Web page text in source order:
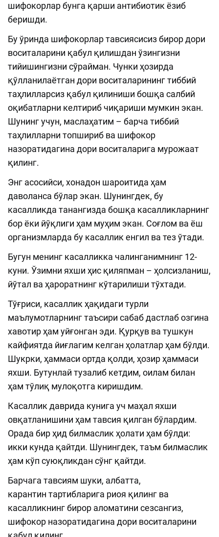
шифокорлар бунга қарши антибиотик ёзиб
беришди.
Бу ўринда шифокорлар тавсиясисиз бирор дори
воситаларини қабул қилишдан ўзингизни
тийишингизни сўрайман. Чунки ҳозирда
қўлланилаётган дори воситаларининг тиббий
таҳлилларсиз қабул қилиниши бошқа салбий
оқибатларни келтириб чиқариши мумкин экан.
Шунинг учун, маслаҳатим – барча тиббий
таҳлилларни топшириб ва шифокор
назоратидагина дори воситаларига мурожаат
қилинг.
Энг асосийси, хонадон шароитида ҳам
даволанса бўлар экан. Шунингдек, бу
касалликда танангизда бошқа касалликларнинг
бор ёки йўқлиги ҳам муҳим экан. Соғлом ва ёш
организмларда бу касаллик енгил ва тез ўтади.
Бугун менинг касалликка чалинганимнинг 12-
куни. Ўзимни яхши ҳис қиляпман – ҳолсизланиш,
йўтал ва ҳароратнинг кўтарилиши тўхтади.
Тўғриси, касаллик ҳақидаги турли
маълумотларнинг таъсири сабаб дастлаб озгина
хавотир ҳам уйғонган эди. Қурқув ва тушкун
кайфиятда йиғлагим келган ҳолатлар ҳам бўлди.
Шукрки, ҳаммаси ортда қолди, ҳозир ҳаммаси
яхши. Бутунлай тузалиб кетдим, оилам билан
ҳам тўлиқ мулоқотга киришдим.
Касаллик даврида кунига уч маҳал яхши
овқатланишини ҳам тавсия қилган бўлардим.
Орада бир ҳид билмаслик ҳолати ҳам бўлди:
икки кунда қайтди. Шунингдек, таъм билмаслик
ҳам кўп суюқликдан сўнг қайтди.
Барчага тавсиям шуки, албатта,
карантин тартибларига риоя қилинг ва
касалликнинг бирор аломатини сезсангиз,
шифокор назоратидагина дори воситаларини